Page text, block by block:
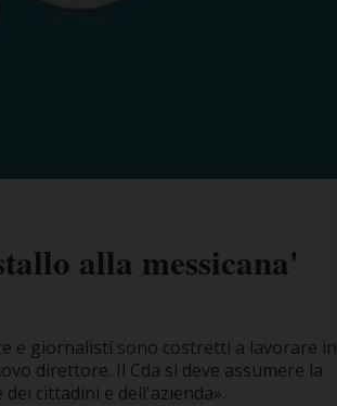
alla messicana'
e giornalisti sono costretti a lavorare in
direttore. Il Cda si deve assumere la
cittadini e dell'azienda».